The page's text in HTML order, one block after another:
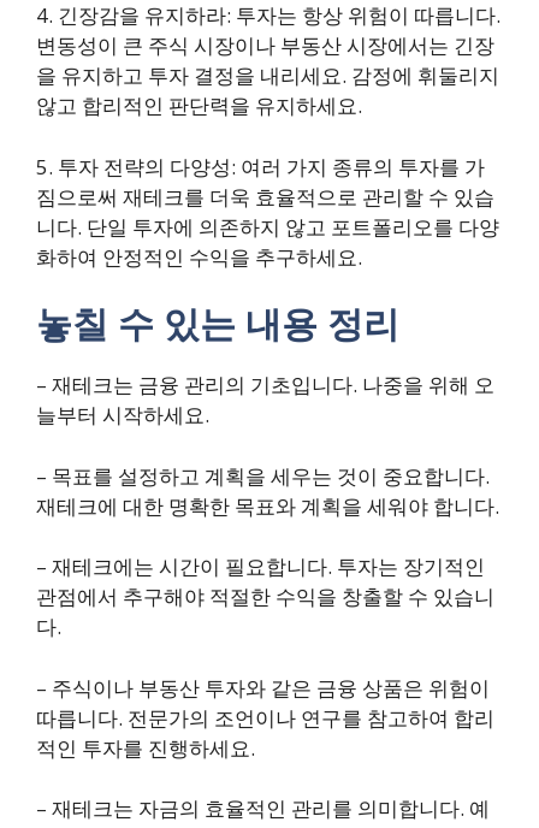
4. 긴장감을 유지하라: 투자는 항상 위험이 따릅니다.
변동성이 큰 주식 시장이나 부동산 시장에서는 긴장
을 유지하고 투자 결정을 내리세요. 감정에 휘둘리지
않고 합리적인 판단력을 유지하세요.
5. 투자 전략의 다양성: 여러 가지 종류의 투자를 가
짐으로써 재테크를 더욱 효율적으로 관리할 수 있습
니다. 단일 투자에 의존하지 않고 포트폴리오를 다양
화하여 안정적인 수익을 추구하세요.
놓칠 수 있는 내용 정리
– 재테크는 금융 관리의 기초입니다. 나중을 위해 오
늘부터 시작하세요.
– 목표를 설정하고 계획을 세우는 것이 중요합니다.
재테크에 대한 명확한 목표와 계획을 세워야 합니다.
– 재테크에는 시간이 필요합니다. 투자는 장기적인
관점에서 추구해야 적절한 수익을 창출할 수 있습니
다.
– 주식이나 부동산 투자와 같은 금융 상품은 위험이
따릅니다. 전문가의 조언이나 연구를 참고하여 합리
적인 투자를 진행하세요.
– 재테크는 자금의 효율적인 관리를 의미합니다. 예